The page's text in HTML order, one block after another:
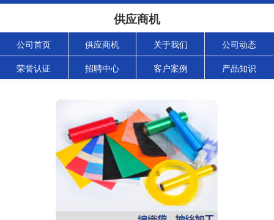
供应商机
公司首页 供应商机 关于我们 公司动态
荣誉认证 招聘中心 客户案例 产品知识